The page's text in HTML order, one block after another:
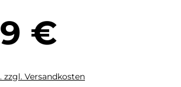
€
zzgl. Versandkosten